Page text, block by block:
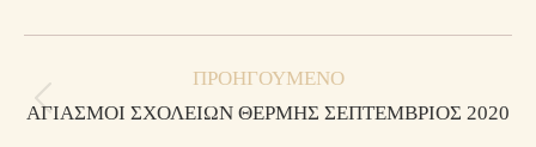
navigation
ΠΡΟΗΓΟΎΜΕΝΟ
Previous
ΑΓΙΑΣΜΟΙ ΣΧΟΛΕΙΩΝ ΘΕΡΜΗΣ ΣΕΠΤΕΜΒΡΙΟΣ 2020